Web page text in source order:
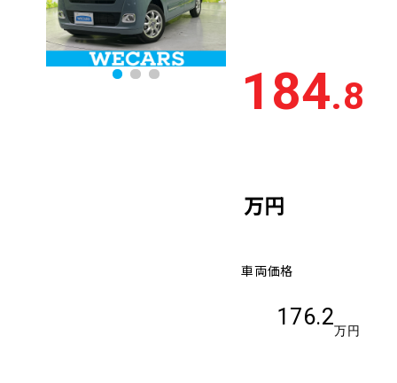
184.8
万円
車両価格
176.2
万円